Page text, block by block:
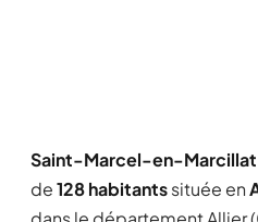
Saint-Marcel-en-Marcillat
de128 habitantssituée en